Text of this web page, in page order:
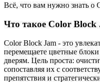
Всё, что вам нужно знать о
Что такое Color Block
Color Block Jam - это
перемещаете цветные
дверям. Цель проста:
сопоставляя их с
препятствия и